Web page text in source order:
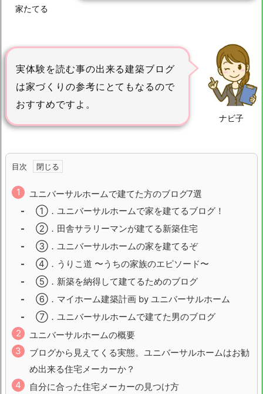
家たてる
ナビ子
実体験を読む事の出来る建築ブログ
は家づくりの参考にとてもなるので
おすすめですよ。
目次
ユニバーサルホームで建てた方のブログ7選
①．ユニバーサルホームで家を建てるブログ！
②．田舎サラリーマンが建てる新築住宅
③．ユニバーサルホームの家を建てるぞ
④．うりこ道 〜うちの家族のエピソード〜
⑤．新築を納得して建てるためのブログ
⑥．マイホーム建築計画 by ユニバーサルホーム
⑦．ユニバーサルホームで建てた男のブログ
ユニバーサルホームの概要
ブログから見えてくる実態。ユニバーサルホームはお勧
め出来る住宅メーカーか？
自分に合った住宅メーカーの見つけ方